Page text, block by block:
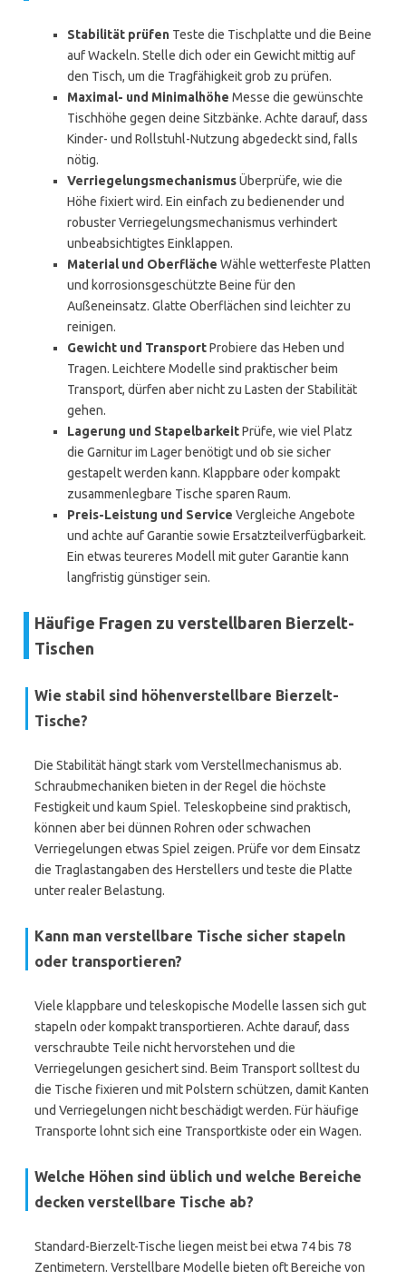
Stabilität prüfen Teste die Tischplatte und die Beine
auf Wackeln. Stelle dich oder ein Gewicht mittig auf
den Tisch, um die Tragfähigkeit grob zu prüfen.
Maximal- und Minimalhöhe Messe die gewünschte
Tischhöhe gegen deine Sitzbänke. Achte darauf, dass
Kinder- und Rollstuhl-Nutzung abgedeckt sind, falls
nötig.
VerriegelungsmechanismusÜberprüfe, wie die
Höhe fixiert wird. Ein einfach zu bedienender und
robuster Verriegelungsmechanismus verhindert
unbeabsichtigtes Einklappen.
Material und Oberfläche Wähle wetterfeste Platten
und korrosionsgeschützte Beine für den
Außeneinsatz. Glatte Oberflächen sind leichter zu
reinigen.
Gewicht und TransportProbiere das Heben und
Tragen. Leichtere Modelle sind praktischer beim
Transport, dürfen aber nicht zu Lasten der Stabilität
gehen.
Lagerung und StapelbarkeitPrüfe, wie viel Platz
die Garnitur im Lager benötigt und ob sie sicher
gestapelt werden kann. Klappbare oder kompakt
zusammenlegbare Tische sparen Raum.
Preis-Leistung und Service Vergleiche Angebote
und achte auf Garantie sowie Ersatzteilverfügbarkeit.
Ein etwas teureres Modell mit guter Garantie kann
langfristig günstiger sein.
Häufige Fragen zu verstellbaren Bierzelt-
Tischen
Wie stabil sind höhenverstellbare Bierzelt-
Tische?
Die Stabilität hängt stark vom Verstellmechanismus ab.
Schraubmechaniken bieten in der Regel die höchste
Festigkeit und kaum Spiel. Teleskopbeine sind praktisch,
können aber bei dünnen Rohren oder schwachen
Verriegelungen etwas Spiel zeigen. Prüfe vor dem Einsatz
die Traglastangaben des Herstellers und teste die Platte
unter realer Belastung.
Kann man verstellbare Tische sicher stapeln
oder transportieren?
Viele klappbare und teleskopische Modelle lassen sich gut
stapeln oder kompakt transportieren. Achte darauf, dass
verschraubte Teile nicht hervorstehen und die
Verriegelungen gesichert sind. Beim Transport solltest du
die Tische fixieren und mit Polstern schützen, damit Kanten
und Verriegelungen nicht beschädigt werden. Für häufige
Transporte lohnt sich eine Transportkiste oder ein Wagen.
Welche Höhen sind üblich und welche Bereiche
decken verstellbare Tische ab?
Standard-Bierzelt-Tische liegen meist bei etwa 74 bis 78
Zentimetern. Verstellbare Modelle bieten oft Bereiche von